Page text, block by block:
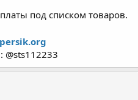
под списком товаров.
@sts112233